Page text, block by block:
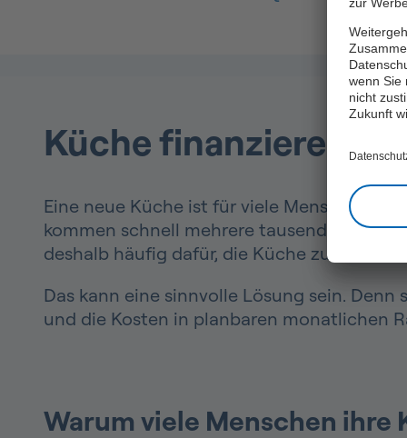
wenn Sie
nicht
Zukunft
Küche finanzieren:
Eine neue Küche ist für viele Menschen
kommen schnell mehrere tausend Euro
deshalb häufig dafür, die Küche zu
Das kann eine sinnvolle Lösung sein.
und die Kosten in planbaren monatlichen
Warum viele Menschen ihre